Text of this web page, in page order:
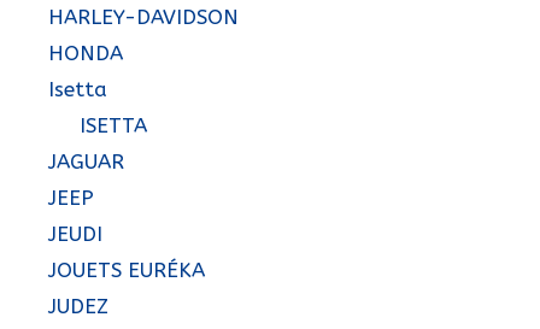
HARLEY-DAVIDSON
HONDA
Isetta
ISETTA
JAGUAR
JEEP
JEUDI
JOUETS EURÉKA
JUDEZ